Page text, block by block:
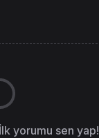
yorumu sen yap!